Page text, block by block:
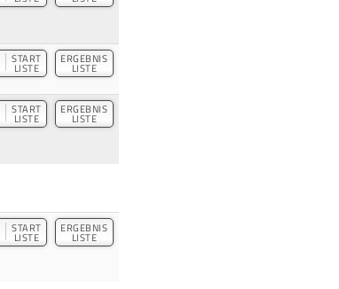
START
LISTE
ERGEBNIS
LISTE
START
LISTE
ERGEBNIS
LISTE
START
LISTE
ERGEBNIS
LISTE